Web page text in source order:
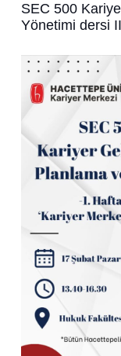
SEC 500
Yönetimi dersi